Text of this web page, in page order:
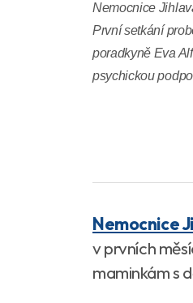
Nemocnice
První setkání
poradkyně Eva
psychickou
Nemocnice
v prvních
maminkám s